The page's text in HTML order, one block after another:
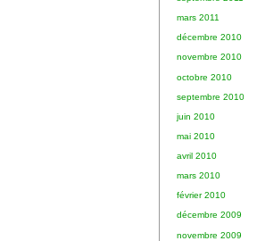
mars 2011
décembre 2010
novembre 2010
octobre 2010
septembre 2010
juin 2010
mai 2010
avril 2010
mars 2010
février 2010
décembre 2009
novembre 2009